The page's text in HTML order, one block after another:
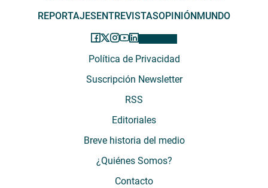
REPORTAJESENTREVISTASOPINIÓNMUNDO
Política de Privacidad
Suscripción Newsletter
RSS
Editoriales
Breve historia del medio
¿Quiénes Somos?
Contacto